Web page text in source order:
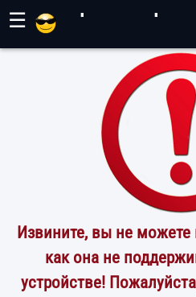
☰
Извините, вы не можете
как она не
устройстве!